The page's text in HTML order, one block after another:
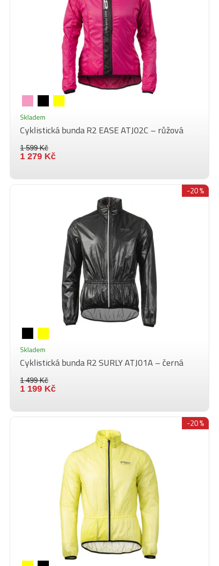
Skladem
Cyklistická bunda R2 EASE ATJ02C – růžová
1 599 Kč
1 279 Kč
-20 %
Skladem
Cyklistická bunda R2 SURLY ATJ01A – černá
1 499 Kč
1 199 Kč
-20 %